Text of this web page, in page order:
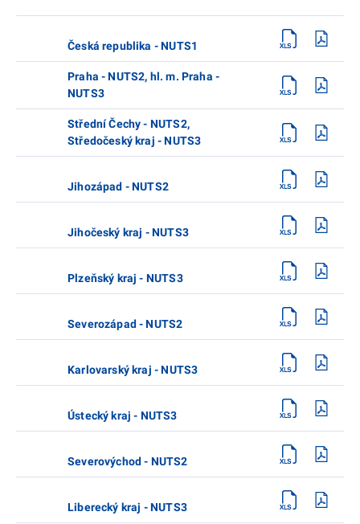
Česká republika - NUTS1
Praha - NUTS2, hl. m. Praha -
NUTS3
Střední Čechy - NUTS2,
Středočeský kraj - NUTS3
Jihozápad - NUTS2
Jihočeský kraj - NUTS3
Plzeňský kraj - NUTS3
Severozápad - NUTS2
Karlovarský kraj - NUTS3
Ústecký kraj - NUTS3
Severovýchod - NUTS2
Liberecký kraj - NUTS3